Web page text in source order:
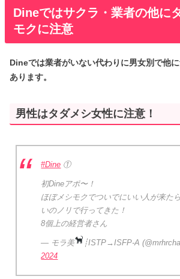
Dineではサクラ・業者の他に
モクに注意
Dineでは業者がいない代わりに男女別で他
あります。
男性はタダメシ女性に注意！
#Dine ①
初Dineアポ〜！
ほぼメシモクでついでにいい人が来た
いのノリで行ってきた！
8個上の経営者さん
— モラ美 ┊ISTP→ISFP-A
2024